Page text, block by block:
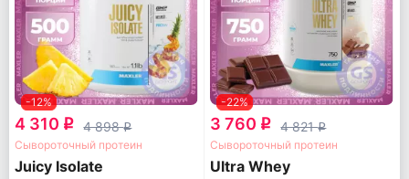
-12%
4 310 q 4 898q
Сывороточный протеин
Juicy Isolate
-22%
3 760 q 4 821q
Сывороточный протеин
Ultra Whey